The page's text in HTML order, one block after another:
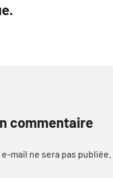
commentaire
mail ne sera pas publiée.